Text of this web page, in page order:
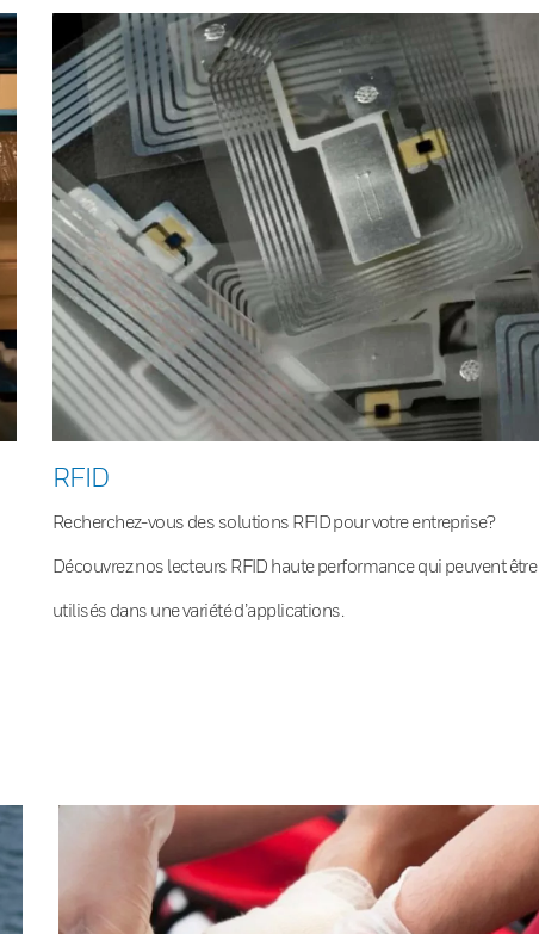
RFID
Recherchez-vous des solutions RFID pour votre entreprise?
Découvrez nos lecteurs RFID haute performance qui peuvent être
utilisés dans une variété d’applications.